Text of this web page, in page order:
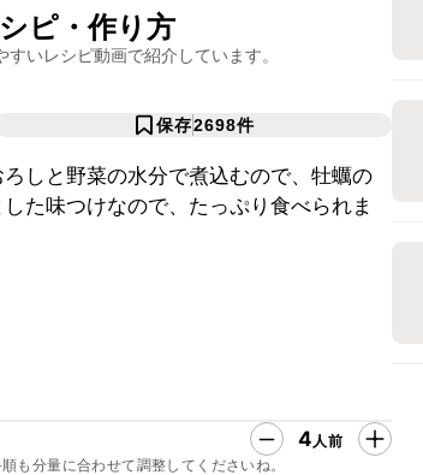
ピ・作り方
すいレシピ動画で紹介しています。
保存2698件
しと野菜の水分で煮込むので、牡蠣の
た味つけなので、たっぷり食べられま
4人前
も分量に合わせて調整してくださいね。